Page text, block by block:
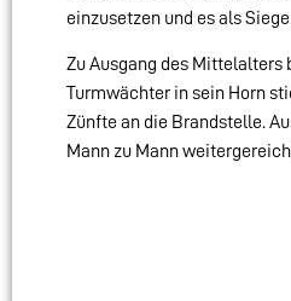
einzusetzen und es als
Zu Ausgang des Mittelalters
Turmwächter in sein Horn
Zünfte an die Brandstelle.
Mann zu Mann